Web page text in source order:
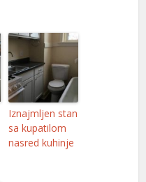
Iznajmljen stan
sa kupatilom
nasred kuhinje